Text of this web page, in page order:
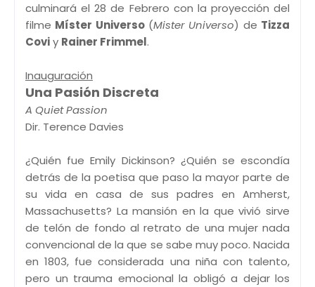
culminará el 28 de Febrero con la proyección del
filme Míster Universo(Mister Universo) de Tizza
Coviy Rainer Frimmel.
Inauguración
Una Pasión Discreta
A Quiet Passion
Dir. Terence Davies
¿Quién fue Emily Dickinson? ¿Quién se escondía
detrás de la poetisa que paso la mayor parte de
su vida en casa de sus padres en Amherst,
Massachusetts? La mansión en la que vivió sirve
de telón de fondo al retrato de una mujer nada
convencional de la que se sabe muy poco. Nacida
en 1803, fue considerada una niña con talento,
pero un trauma emocional la obligó a dejar los